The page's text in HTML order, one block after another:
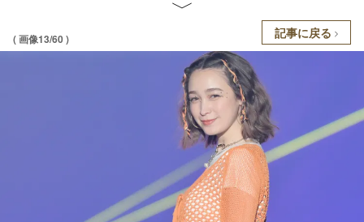
( 画像13/60 ) 記事に戻る